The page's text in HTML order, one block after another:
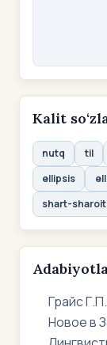
Kalit
nutq til
ellipsis
shart-sharoit
Грайс
Новое в